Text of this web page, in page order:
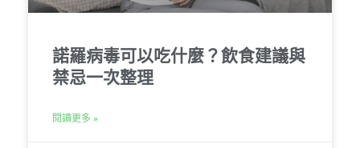
諾羅病毒可以吃什麼？飲食建議與
禁忌一次整理
閱讀更多 »